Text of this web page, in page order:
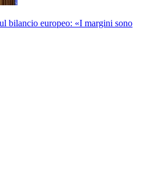
bilancio europeo: «I margini sono